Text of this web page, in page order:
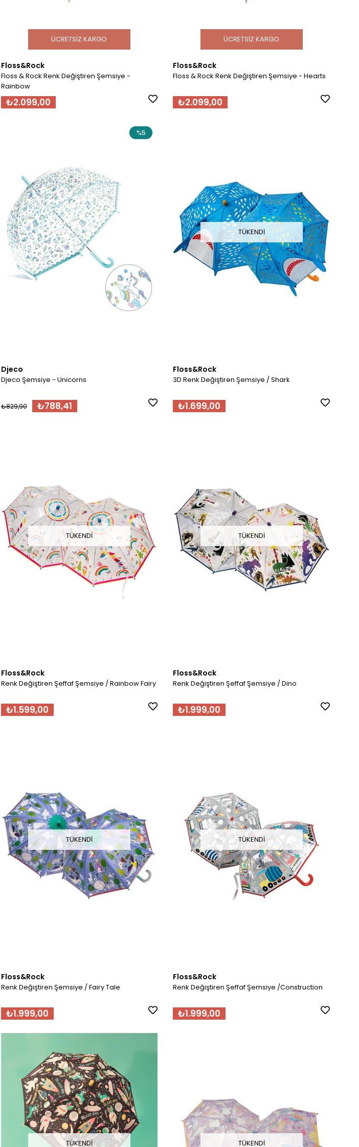
Floss&Rock
Floss & Rock Renk Değiştiren Şemsiye -
Rainbow
₺2.099,00
ÜCRETSIZ KARGO
Floss&Rock
Floss & Rock Renk Değiştiren Şemsiye - Hearts
₺2.099,00
ÜCRETSIZ KARGO
Djeco
Djeco Şemsiye - Unicorns
₺788,41
₺829,90
%5
TÜKENDI
Floss&Rock
3D Renk Değiştiren Şemsiye / Shark
₺1.699,00
TÜKENDI
Floss&Rock
Renk Değiştiren Şeffaf Şemsiye / Rainbow Fairy
₺1.599,00
TÜKENDI
Floss&Rock
Renk Değiştiren Şeffaf Şemsiye / Dino
₺1.999,00
TÜKENDI
Floss&Rock
Renk Değiştiren Şemsiye / Fairy Tale
₺1.999,00
TÜKENDI
Floss&Rock
Renk Değiştiren Şeffaf Şemsiye /Construction
₺1.999,00
TÜKENDI TÜKENDI